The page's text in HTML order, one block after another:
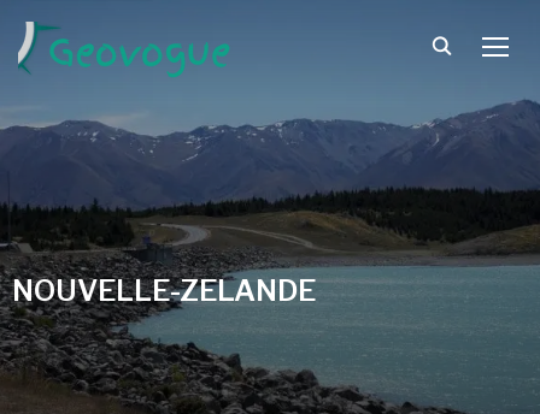
NOUVELLE-ZELANDE